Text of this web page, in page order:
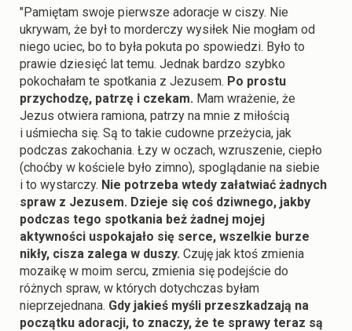
"Pamiętam swoje pierwsze adoracje w ciszy. Nie
ukrywam, że był to morderczy wysiłek Nie mogłam od
niego uciec, bo to była pokuta po spowiedzi. Było to
prawie dziesięć lat temu. Jednak bardzo szybko
pokochałam te spotkania z Jezusem. Po prostu
przychodzę, patrzę i czekam. Mam wrażenie, że
Jezus otwiera ramiona, patrzy na mnie z miłością
i uśmiecha się. Są to takie cudowne przeżycia, jak
podczas zakochania. Łzy w oczach, wzruszenie, ciepło
(choćby w kościele było zimno), spoglądanie na siebie
i to wystarczy. Nie potrzeba wtedy załatwiać żadnych
spraw z Jezusem. Dzieje się coś dziwnego, jakby
podczas tego spotkania beż żadnej mojej
aktywności uspokajało się serce, wszelkie burze
nikły, cisza zalega w duszy. Czuję jak ktoś zmienia
mozaikę w moim sercu, zmienia się podejście do
różnych spraw, w których dotychczas byłam
nieprzejednana. Gdy jakieś myśli przeszkadzają na
początku adoracji, to znaczy, że te sprawy teraz są